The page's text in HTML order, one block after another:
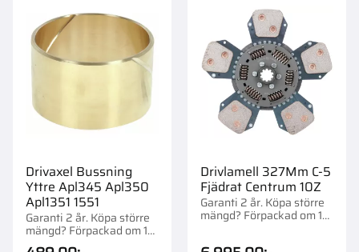
Drivaxel Bussning
Yttre Apl345 Apl350
Apl1351 1551
Garanti 2 år. Köpa större
mängd? Förpackad om 1
st.
Drivlamell 327Mm C-5
Fjädrat Centrum 10Z
Garanti 2 år. Köpa större
mängd? Förpackad om 1